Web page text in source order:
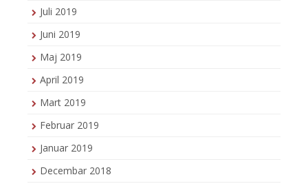
Juli 2019
Juni 2019
Maj 2019
April 2019
Mart 2019
Februar 2019
Januar 2019
Decembar 2018